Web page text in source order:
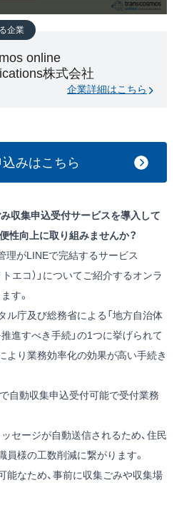
企業
online
株式会社
企業詳細はこちら
みはこちら
収集申込受付サービスを導入して
性向上に取り組みませんか？
理がLINEで完結するサービス
エコ）」についてご紹介するオンラ
す。
ル庁及び総務省による「地方自治体
進すべき手続」の1つに挙げられて
より業務効率化の効果が高い手続き
自動収集申込受付可能で受付業務
セージが自動送信されるため、住民
員様の工数削減に繋がります。
能なため、事前に収集ごみや収集場